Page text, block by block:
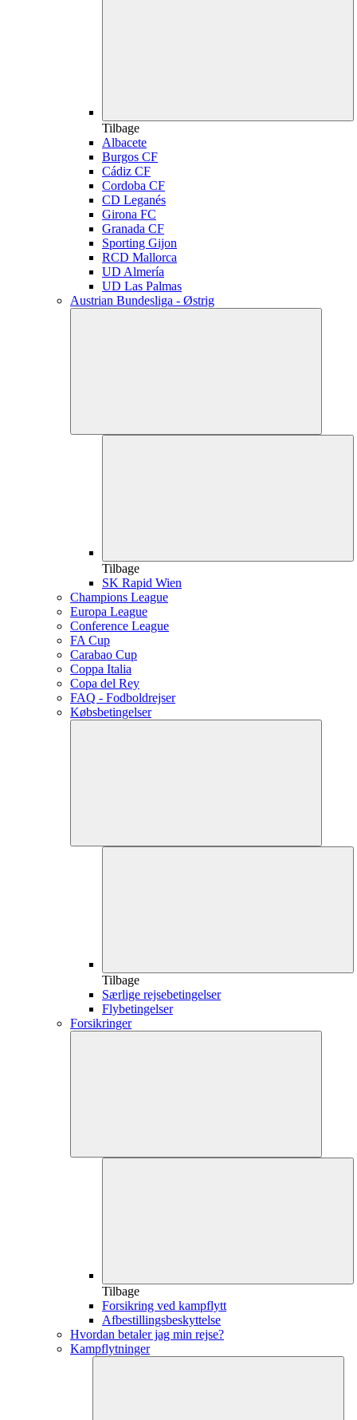
Tilbage
Albacete
Burgos CF
Cádiz CF
Cordoba CF
CD Leganés
Girona FC
Granada CF
Sporting Gijon
RCD Mallorca
UD Almería
UD Las Palmas
Austrian Bundesliga - Østrig
Tilbage
SK Rapid Wien
Champions League
Europa League
Conference League
FA Cup
Carabao Cup
Coppa Italia
Copa del Rey
FAQ - Fodboldrejser
Købsbetingelser
Tilbage
Særlige rejsebetingelser
Flybetingelser
Forsikringer
Tilbage
Forsikring ved kampflytt
Afbestillingsbeskyttelse
Hvordan betaler jag min rejse?
Kampflytninger